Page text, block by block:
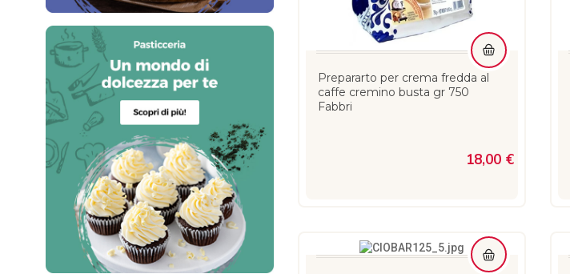
Prepararto per crema fredda al
caffe cremino busta gr 750
Fabbri
18,00 €